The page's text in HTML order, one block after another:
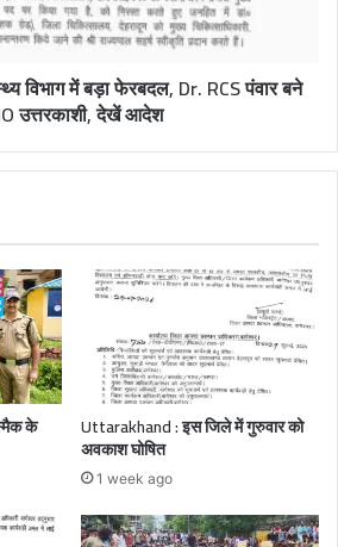
विभाग में बड़ा फेरबदल, Dr. RCS पंवार बने
उत्तरकाशी, देखें आदेश
के Uttarakhand : इस जिले में गुरुवार को
अवकाश घोषित
1 week ago